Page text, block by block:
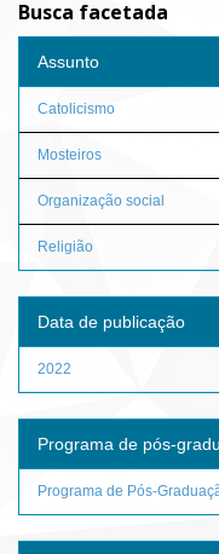
Busca facetada
Assunto
Catolicismo
Mosteiros
Organização social
Religião
Data de publicação
2022
Programa de pós-
Programa de Pós-